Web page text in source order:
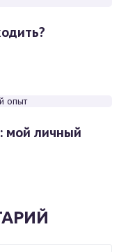
мой личный